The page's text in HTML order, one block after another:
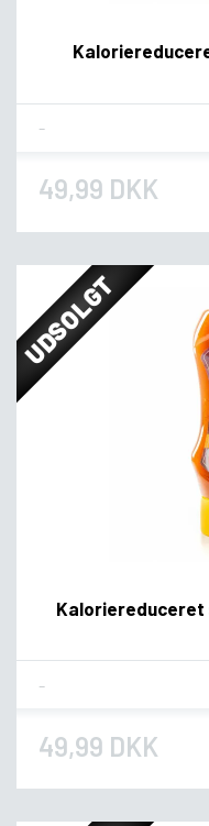
49,99 DKK
UDSOLGT
Kaloriereduceret
49,99 DKK